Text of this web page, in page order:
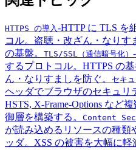
HTTPS の導入 -HTTP に TLS を
コル。盗聴・改ざん・なりす
の基盤。 TLS/SSL（通信暗号化） -
するプロトコル。HTTPS の
ん・なりすましを防ぐ。
セキ
ヘッダでブラウザのセキュリ
HSTS, X-Frame-Options など
御層を構築する。 Content
が読み込めるリソースの種類
ッダ。XSS の被害を大幅に軽